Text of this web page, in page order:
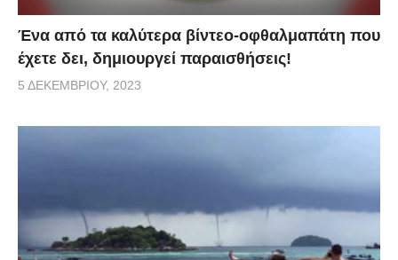
Ένα από τα καλύτερα βίντεο-οφθαλμαπάτη που
έχετε δει, δημιουργεί παραισθήσεις!
5 ΔΕΚΕΜΒΡΊΟΥ, 2023